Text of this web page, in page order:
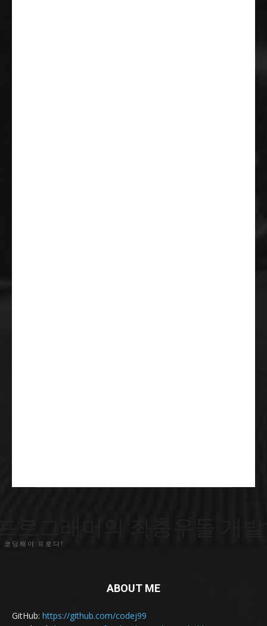
코딩해야 프로다!
ABOUT ME
GitHub: https://github.com/codej99